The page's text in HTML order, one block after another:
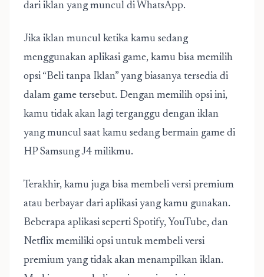
dari iklan yang muncul di WhatsApp.
Jika iklan muncul ketika kamu sedang
menggunakan aplikasi game, kamu bisa memilih
opsi “Beli tanpa Iklan” yang biasanya tersedia di
dalam game tersebut. Dengan memilih opsi ini,
kamu tidak akan lagi terganggu dengan iklan
yang muncul saat kamu sedang bermain game di
HP Samsung J4 milikmu.
Terakhir, kamu juga bisa membeli versi premium
atau berbayar dari aplikasi yang kamu gunakan.
Beberapa aplikasi seperti Spotify, YouTube, dan
Netflix memiliki opsi untuk membeli versi
premium yang tidak akan menampilkan iklan.